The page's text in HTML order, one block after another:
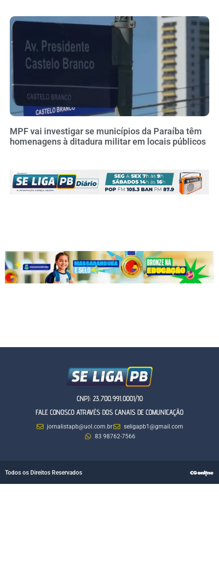
MPF vai investigar se municípios da Paraíba têm
homenagens à ditadura militar em locais públicos
CNPJ: 23.700.991.0001/10
FALE CONOSCO ATRAVÉS DOS CANAIS DE COMUNICAÇÃO
jornalistapb@uol.com.br
seligapb1@gmail.com
83 98762-7566
Todos os Direitos Reservados